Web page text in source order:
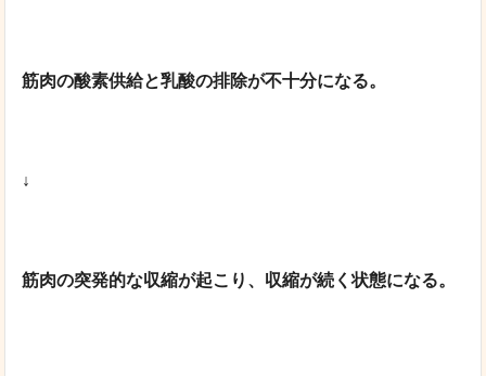
筋肉の酸素供給と乳酸の排除が不十分になる。
↓
筋肉の突発的な収縮が起こり、収縮が続く状態になる。